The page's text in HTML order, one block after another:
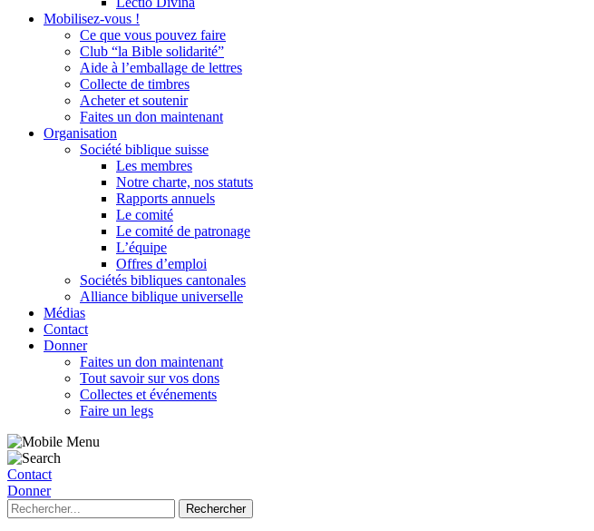
Mobilisez-vous !
Ce que vous pouvez faire
Club “la Bible solidarité”
Aide à l’emballage de lettres
Collecte de timbres
Acheter et soutenir
Faites un don maintenant
Organisation
Société biblique suisse
Les membres
Notre charte, nos statuts
Rapports annuels
Le comité
Le comité de patronage
L’équipe
Offres d’emploi
Sociétés bibliques cantonales
Alliance biblique universelle
Médias
Contact
Donner
Faites un don maintenant
Tout savoir sur vos dons
Collectes et événements
Faire un legs
Contact
Donner